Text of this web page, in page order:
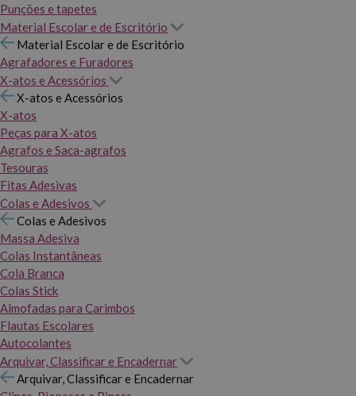
Punções e tapetes
Material Escolar e de Escritório
Material Escolar e de Escritório
Agrafadores e Furadores
X-atos e Acessórios
X-atos e Acessórios
X-atos
Peças para X-atos
Agrafos e Saca-agrafos
Tesouras
Fitas Adesivas
Colas e Adesivos
Colas e Adesivos
Massa Adesiva
Colas Instantâneas
Cola Branca
Colas Stick
Almofadas para Carimbos
Flautas Escolares
Autocolantes
Arquivar, Classificar e Encadernar
Arquivar, Classificar e Encadernar